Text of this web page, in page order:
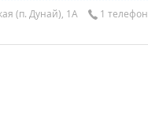
(п. Дунай), 1А 1 телефон